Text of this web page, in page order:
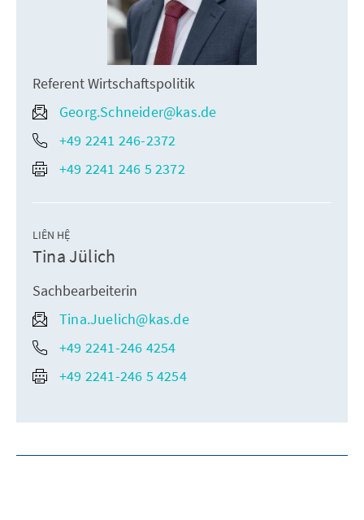
Referent Wirtschaftspolitik
Georg.Schneider@kas.de
+49 2241 246-2372
+49 2241 246 5 2372
LIÊN HỆ
Tina Jülich
Sachbearbeiterin
Tina.Juelich@kas.de
+49 2241-246 4254
+49 2241-246 5 4254